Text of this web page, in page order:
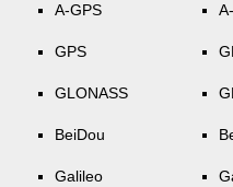
A-GPS
GPS
GLONASS
BeiDou
Galileo